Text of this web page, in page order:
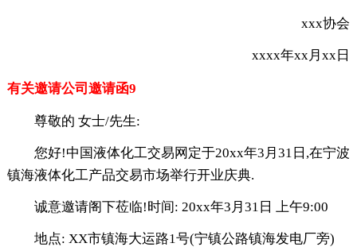
xxx协会
xxxx年xx月xx日
有关邀请公司邀请函9
尊敬的 女士/先生:
您好!中国液体化工交易网定于20xx年3月31日,在宁波
镇海液体化工产品交易市场举行开业庆典.
诚意邀请阁下莅临!时间: 20xx年3月31日 上午9:00
地点: XX市镇海大运路1号(宁镇公路镇海发电厂旁)